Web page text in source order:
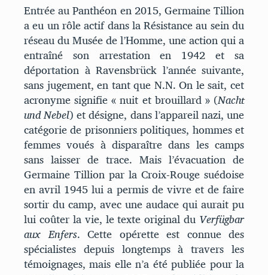
Entrée au Panthéon en 2015, Germaine Tillion
a eu un rôle actif dans la Résistance au sein du
réseau du Musée de l’Homme, une action qui a
entraîné son arrestation en 1942 et sa
déportation à Ravensbrück l’année suivante,
sans jugement, en tant que N.N. On le sait, cet
acronyme signifie « nuit et brouillard » (Nacht
und Nebel) et désigne, dans l’appareil nazi, une
catégorie de prisonniers politiques, hommes et
femmes voués à disparaître dans les camps
sans laisser de trace. Mais l’évacuation de
Germaine Tillion par la Croix-Rouge suédoise
en avril 1945 lui a permis de vivre et de faire
sortir du camp, avec une audace qui aurait pu
lui coûter la vie, le texte original du Verfügbar
aux Enfers. Cette opérette est connue des
spécialistes depuis longtemps à travers les
témoignages, mais elle n’a été publiée pour la